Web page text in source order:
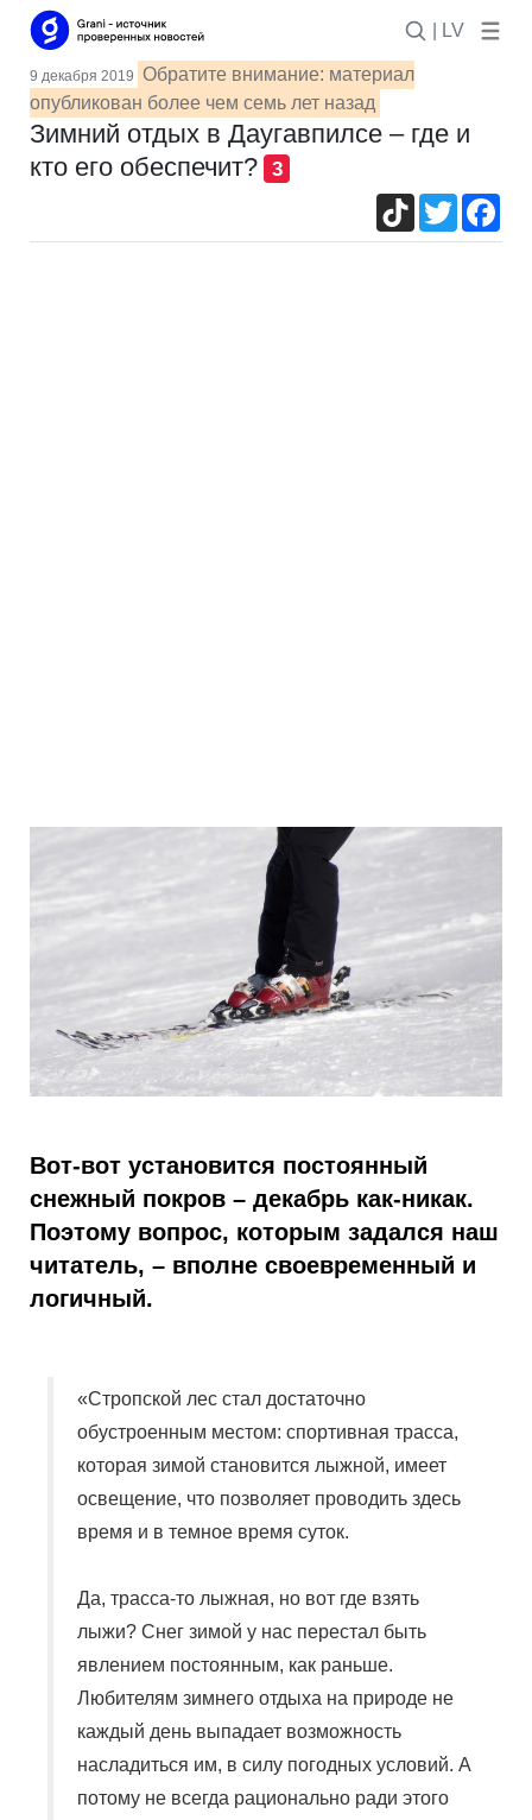
| LV
9 декабря 2019 Обратите внимание: материал
опубликован более чем семь лет назад
Зимний отдых в Даугавпилсе – где и
кто его обеспечит?
3
TikTokTwitter
Вот-вот установится постоянный
снежный покров – декабрь как-никак.
Поэтому вопрос, которым задался наш
читатель, – вполне своевременный и
логичный.
«Стропской лес стал достаточно
обустроенным местом: спортивная трасса,
которая зимой становится лыжной, имеет
освещение, что позволяет проводить здесь
время и в темное время суток.
Да, трасса-то лыжная, но вот где взять
лыжи? Снег зимой у нас перестал быть
явлением постоянным, как раньше.
Любителям зимнего отдыха на природе не
каждый день выпадает возможность
насладиться им, в силу погодных условий. А
потому не всегда рационально ради этого